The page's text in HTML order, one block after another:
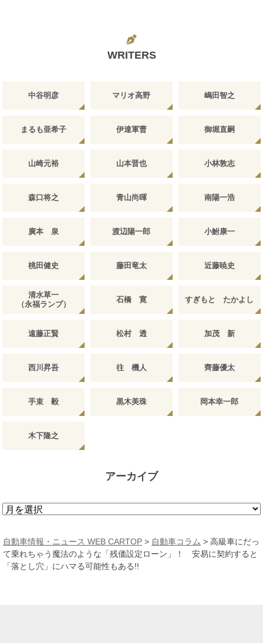
WRITERS
中谷明彦 マリオ高野 嶋田智之
まるも亜希子 伊達軍曹 御堀直嗣
山崎元裕 山本晋也 小林敦志
森口将之 青山尚暉 南陽一浩
廣本 泉 渡辺陽一郎 小鮒康一
桃田健史 藤田竜太 近藤暁史
清水草一
（永福ランプ）
石橋 寛 すぎもと たかよし
遠藤正賢 松村 透 加茂 新
西川昇吾 往 機人 齊藤優太
手束 毅 黒木美珠 岡本幸一郎
木下隆之
アーカイブ
ア
カ
イ
ブ
自動車情報・ニュース WEB CARTOP > 自動車コラム > 高級車にだっ
て乗れちゃう魔法のような「残価設定ローン」！ 安易に契約すると
「落とし穴」にハマる可能性もある!!